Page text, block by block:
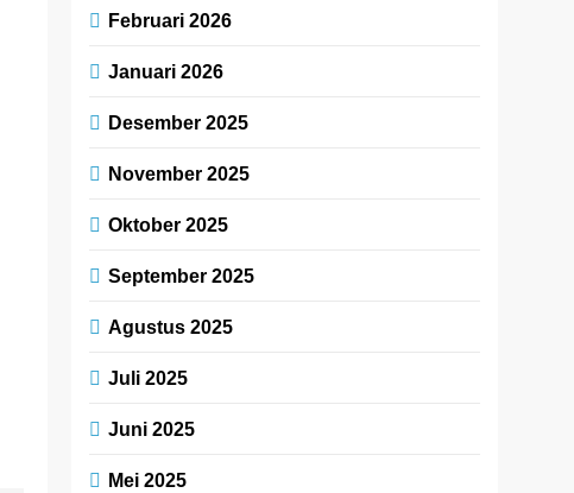
Februari 2026
Januari 2026
Desember 2025
November 2025
Oktober 2025
September 2025
Agustus 2025
Juli 2025
Juni 2025
Mei 2025